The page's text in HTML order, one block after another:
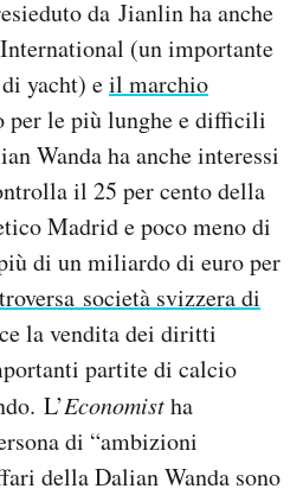
da Jianlin ha anche
(un importante
yacht) eil marchio
per le più lunghe e difficili
Wanda ha anche interessi
il 25 per cento della
Madrid e poco meno di
di un miliardo di euro per
società svizzera di
la vendita dei diritti
partite di calcio
L’Economistha
di “ambizioni
della Dalian Wanda sono